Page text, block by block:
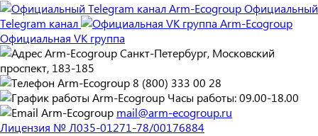
Официальный
Telegram канал
Официальная VK группа
Санкт-Петербург, Московский
проспект, 183-185
8 (800) 333 00 28
Часы работы: 09.00-18.00
mail@arm-ecogroup.ru
Лицензия № Л035-01271-78/00176884